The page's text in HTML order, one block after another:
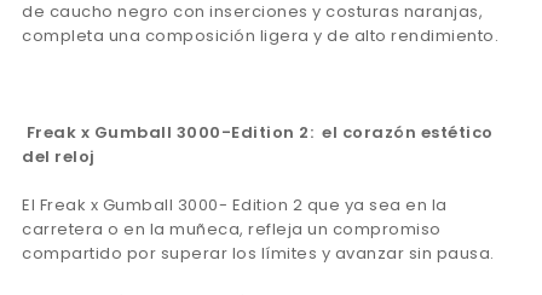
de caucho negro con inserciones y costuras naranjas,
completa una composición ligera y de alto rendimiento.
Freak x Gumball 3000-Edition 2: el corazón estético
del reloj
El Freak x Gumball 3000- Edition 2 que ya sea en la
carretera o en la muñeca, refleja un compromiso
compartido por superar los límites y avanzar sin pausa.